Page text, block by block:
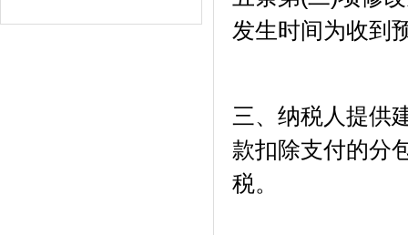
发生时间为收到
三、纳税人提供
款扣除支付的分
税。